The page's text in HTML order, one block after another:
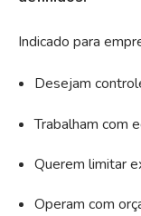
Indicado para
Desejam
Trabalham com
Querem limitar
Operam com